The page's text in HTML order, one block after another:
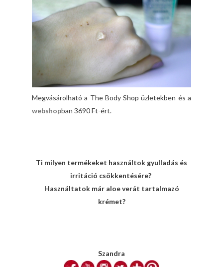
Megvásárolható a The Body Shop üzletekben és a
webshopban 3690 Ft-ért.
Ti milyen termékeket használtok gyulladás és
irritáció csökkentésére?
Használtatok már aloe verát tartalmazó
krémet?
Szandra